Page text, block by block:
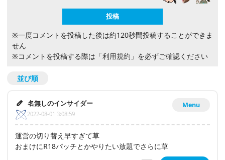
※一度コメントを投稿した後は約120秒間投稿することができま
せん
※コメントを投稿する際は 「利用規約」 を必ずご確認ください
並び順
Menu
名無しのインサイダー
2022-08-01 3:08:59
運営の切り替え早すぎて草
おまけにR18パッチとかやりたい放題でさらに草